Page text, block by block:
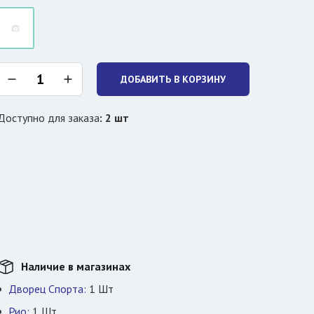
ДОБАВИТЬ В КОРЗИНУ
для заказа: 2 шт
Наличие в магазинах
Дворец Спорта: 1 Шт
Рио: 1 Шт